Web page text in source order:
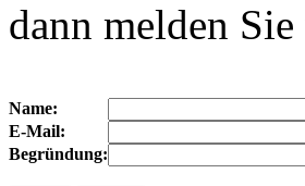
dann melden
Name:
E-Mail:
Begründung: